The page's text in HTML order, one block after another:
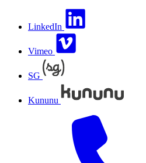
LinkedIn
Vimeo
SG
Kununu